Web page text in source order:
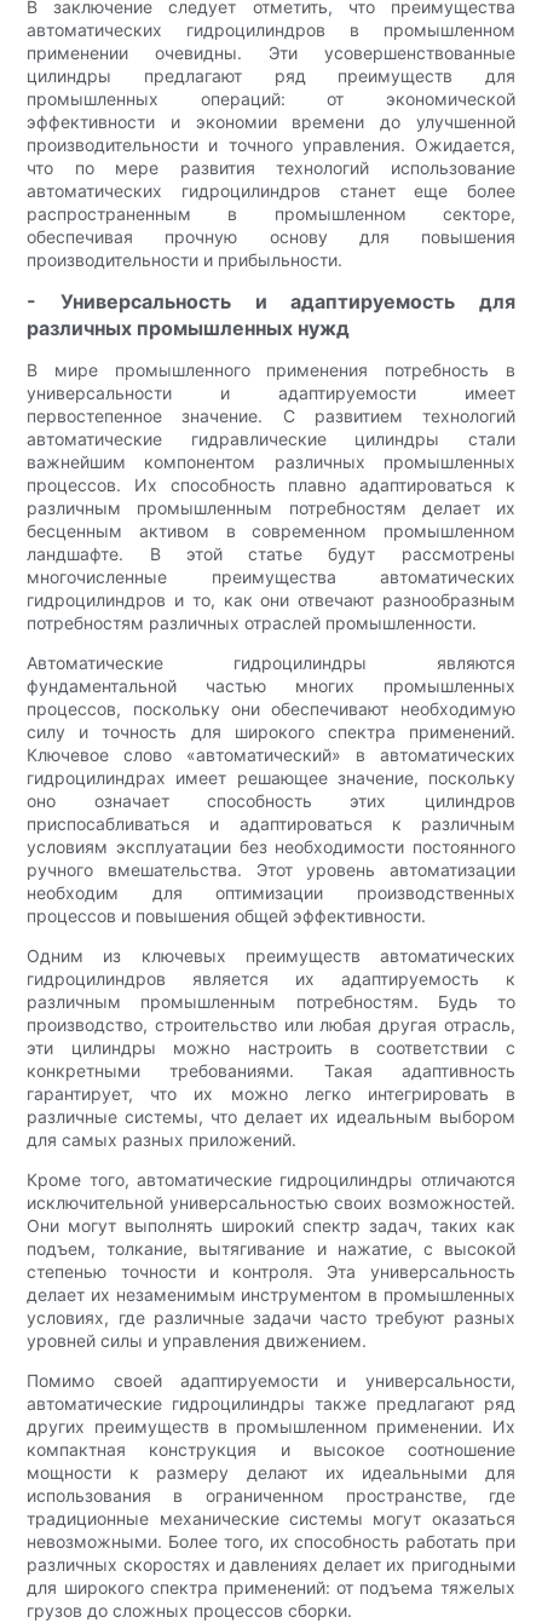
В заключение следует отметить, что преимущества
автоматических гидроцилиндров в промышленном
применении очевидны. Эти усовершенствованные
цилиндры предлагают ряд преимуществ для
промышленных операций: от экономической
эффективности и экономии времени до улучшенной
производительности и точного управления. Ожидается,
что по мере развития технологий использование
автоматических гидроцилиндров станет еще более
распространенным в промышленном секторе,
обеспечивая прочную основу для повышения
производительности и прибыльности.
- Универсальность и адаптируемость для
различных промышленных нужд
В мире промышленного применения потребность в
универсальности и адаптируемости имеет
первостепенное значение. С развитием технологий
автоматические гидравлические цилиндры стали
важнейшим компонентом различных промышленных
процессов. Их способность плавно адаптироваться к
различным промышленным потребностям делает их
бесценным активом в современном промышленном
ландшафте. В этой статье будут рассмотрены
многочисленные преимущества автоматических
гидроцилиндров и то, как они отвечают разнообразным
потребностям различных отраслей промышленности.
Автоматические гидроцилиндры являются
фундаментальной частью многих промышленных
процессов, поскольку они обеспечивают необходимую
силу и точность для широкого спектра применений.
Ключевое слово «автоматический» в автоматических
гидроцилиндрах имеет решающее значение, поскольку
оно означает способность этих цилиндров
приспосабливаться и адаптироваться к различным
условиям эксплуатации без необходимости постоянного
ручного вмешательства. Этот уровень автоматизации
необходим для оптимизации производственных
процессов и повышения общей эффективности.
Одним из ключевых преимуществ автоматических
гидроцилиндров является их адаптируемость к
различным промышленным потребностям. Будь то
производство, строительство или любая другая отрасль,
эти цилиндры можно настроить в соответствии с
конкретными требованиями. Такая адаптивность
гарантирует, что их можно легко интегрировать в
различные системы, что делает их идеальным выбором
для самых разных приложений.
Кроме того, автоматические гидроцилиндры отличаются
исключительной универсальностью своих возможностей.
Они могут выполнять широкий спектр задач, таких как
подъем, толкание, вытягивание и нажатие, с высокой
степенью точности и контроля. Эта универсальность
делает их незаменимым инструментом в промышленных
условиях, где различные задачи часто требуют разных
уровней силы и управления движением.
Помимо своей адаптируемости и универсальности,
автоматические гидроцилиндры также предлагают ряд
других преимуществ в промышленном применении. Их
компактная конструкция и высокое соотношение
мощности к размеру делают их идеальными для
использования в ограниченном пространстве, где
традиционные механические системы могут оказаться
невозможными. Более того, их способность работать при
различных скоростях и давлениях делает их пригодными
для широкого спектра применений: от подъема тяжелых
грузов до сложных процессов сборки.